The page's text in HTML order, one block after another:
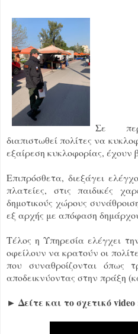
Σε
διαπιστωθεί πολίτες να
εξαίρεση κυκλοφορίας, έχουν
Επιπρόσθετα, διεξάγει
πλατείες, στις παιδικές
δημοτικούς χώρους
εξ αρχής με απόφαση
Τέλος η Υπηρεσία ελέγχει
οφείλουν να κρατούν οι
που συναθροίζονται όπως
αποδεικνύοντας στην πράξη
► Δείτε και το σχετικό video